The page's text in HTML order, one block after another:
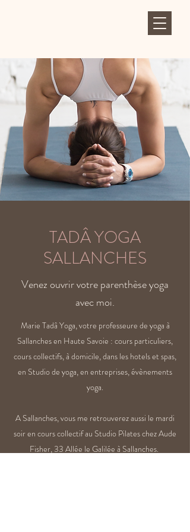
TADÂ YOGA
SALLANCHES
Venez ouvrir votre parenthèse yoga
avec moi.
Marie Tadâ Yoga, votre professeure de yoga à
Sallanches en Haute Savoie : cours particuliers,
cours collectifs, à domicile, dans les hotels et spas,
en Studio de yoga, en entreprises, évènements
yoga.
A Sallanches, vous me retrouverez aussi le mardi
soir en cours collectif au Studio Pilates chez Aude
Fisher, 33 Allée le Galilée à Sallanches.